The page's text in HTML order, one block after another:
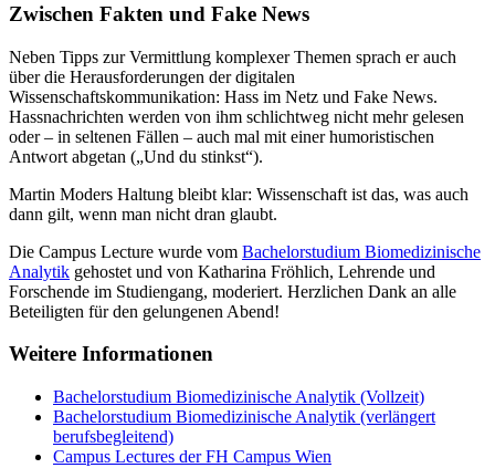
Zwischen Fakten und Fake News
Neben Tipps zur Vermittlung komplexer Themen sprach er auch
über die Herausforderungen der digitalen
Wissenschaftskommunikation: Hass im Netz und Fake News.
Hassnachrichten werden von ihm schlichtweg nicht mehr gelesen
oder – in seltenen Fällen – auch mal mit einer humoristischen
Antwort abgetan („Und du stinkst“).
Martin Moders Haltung bleibt klar: Wissenschaft ist das, was auch
dann gilt, wenn man nicht dran glaubt.
Die Campus Lecture wurde vom Bachelorstudium Biomedizinische
Analytik gehostet und von Katharina Fröhlich, Lehrende und
Forschende im Studiengang, moderiert. Herzlichen Dank an alle
Beteiligten für den gelungenen Abend!
Weitere Informationen
Bachelorstudium Biomedizinische Analytik (Vollzeit)
Bachelorstudium Biomedizinische Analytik (verlängert
berufsbegleitend)
Campus Lectures der FH Campus Wien